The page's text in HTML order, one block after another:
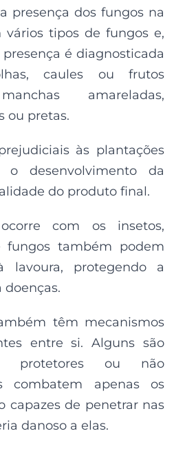
presença dos fungos na
vários tipos de fungos e,
é diagnosticada
caules ou frutos
amareladas,
ou pretas.
às plantações
o desenvolvimento da
do produto final.
com os insetos,
fungos também podem
lavoura, protegendo a
doenças.
têm mecanismos
entre si. Alguns são
protetores ou não
combatem apenas os
capazes de penetrar nas
danoso a elas.